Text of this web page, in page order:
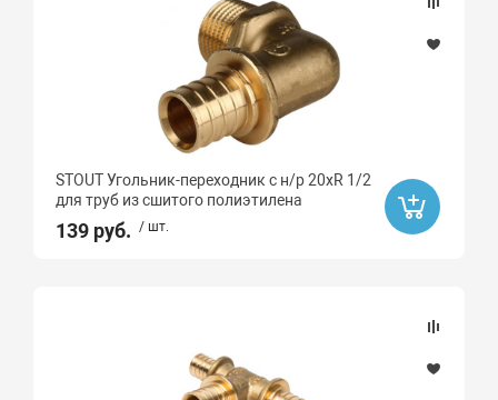
STOUT Угольник-переходник с н/р 20хR 1/2
для труб из сшитого полиэтилена
139 руб. / шт.